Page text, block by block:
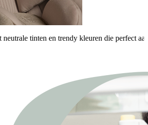
neutrale tinten en trendy kleuren die perfect